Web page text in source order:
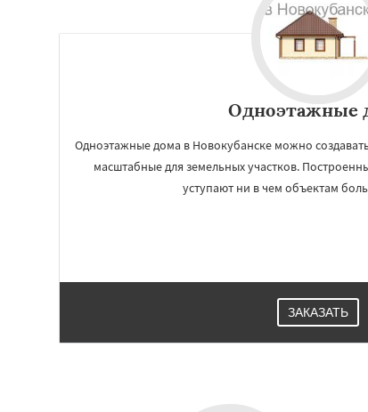
Одноэтажные
Одноэтажные дома в Новокубанске можно
масштабные для земельных участков.
уступают ни в чем объектам
ЗАКАЗАТЬ